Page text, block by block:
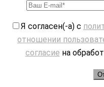
Я согласен(-а) с
отношении
согласие на